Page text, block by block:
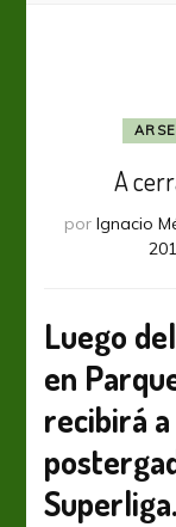
A
por Ignacio
Luego
en
recibirá
Superliga.